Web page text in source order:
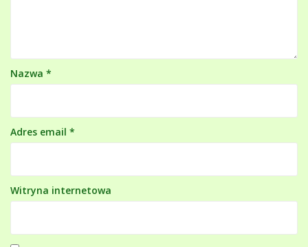
Nazwa *
Adres email *
Witryna internetowa